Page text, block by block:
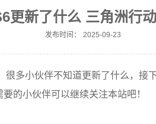
更新了什么 三角洲行
发布时间： 2025-09-23
多小伙伴不知道更新了什么，接
的小伙伴可以继续关注本站吧！